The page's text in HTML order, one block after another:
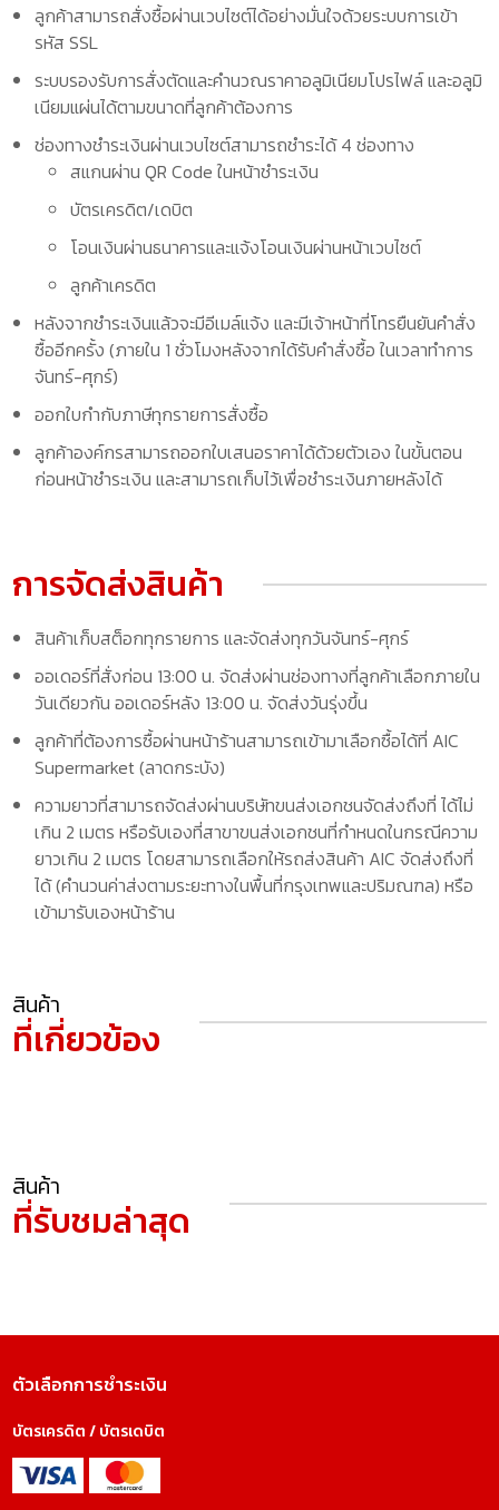
ลูกค้าสามารถสั่งซื้อผ่านเวบไซต์ได้อย่างมั่นใจด้วยระบบการเข้า
รหัส SSL
ระบบรองรับการสั่งตัดและคำนวณราคาอลูมิเนียมโปรไฟล์ และอลูมิ
เนียมแผ่นได้ตามขนาดที่ลูกค้าต้องการ
ช่องทางชำระเงินผ่านเวบไซต์สามารถชำระได้ 4 ช่องทาง
สแกนผ่าน QR Code ในหน้าชำระเงิน
บัตรเครดิต/เดบิต
โอนเงินผ่านธนาคารและแจ้งโอนเงินผ่านหน้าเวบไซต์
ลูกค้าเครดิต
หลังจากชำระเงินแล้วจะมีอีเมล์แจ้ง และมีเจ้าหน้าที่โทรยืนยันคำสั่ง
ซื้ออีกครั้ง (ภายใน 1 ชั่วโมงหลังจากได้รับคำสั่งซื้อ ในเวลาทำการ
จันทร์-ศุกร์)
ออกใบกำกับภาษีทุกรายการสั่งซื้อ
ลูกค้าองค์กรสามารถออกใบเสนอราคาได้ด้วยตัวเอง ในขั้นตอน
ก่อนหน้าชำระเงิน และสามารถเก็บไว้เพื่อชำระเงินภายหลังได้
การจัดส่งสินค้า
สินค้าเก็บสต็อกทุกรายการ และจัดส่งทุกวันจันทร์-ศุกร์
ออเดอร์ที่สั่งก่อน 13:00 น. จัดส่งผ่านช่องทางที่ลูกค้าเลือกภายใน
วันเดียวกัน ออเดอร์หลัง 13:00 น. จัดส่งวันรุ่งขึ้น
ลูกค้าที่ต้องการซื้อผ่านหน้าร้านสามารถเข้ามาเลือกซื้อได้ที่ AIC
Supermarket (ลาดกระบัง)
ความยาวที่สามารถจัดส่งผ่านบริษัทขนส่งเอกชนจัดส่งถึงที่ ได้ไม่
เกิน 2 เมตร หรือรับเองที่สาขาขนส่งเอกชนที่กำหนดในกรณีความ
ยาวเกิน 2 เมตร โดยสามารถเลือกให้รถส่งสินค้า AIC จัดส่งถึงที่
ได้ (คำนวนค่าส่งตามระยะทางในพื้นที่กรุงเทพและปริมณฑล) หรือ
เข้ามารับเองหน้าร้าน
สินค้า
ที่เกี่ยวข้อง
สินค้า
ที่รับชมล่าสุด
ตัวเลือกการชำระเงิน
บัตรเครดิต / บัตรเดบิต